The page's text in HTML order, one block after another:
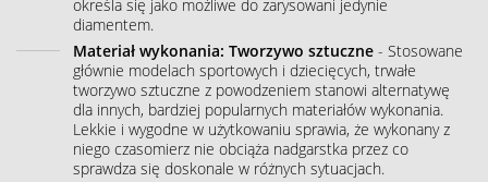
określa się jako możliwe do zarysowani jedynie
diamentem.
Materiał wykonania: Tworzywo sztuczne - Stosowane
głównie modelach sportowych i dziecięcych, trwałe
tworzywo sztuczne z powodzeniem stanowi alternatywę
dla innych, bardziej popularnych materiałów wykonania.
Lekkie i wygodne w użytkowaniu sprawia, że wykonany z
niego czasomierz nie obciąża nadgarstka przez co
sprawdza się doskonale w różnych sytuacjach.